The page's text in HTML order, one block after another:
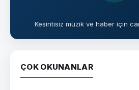
Kesintisiz müzik ve haber için
ÇOK OKUNANLAR